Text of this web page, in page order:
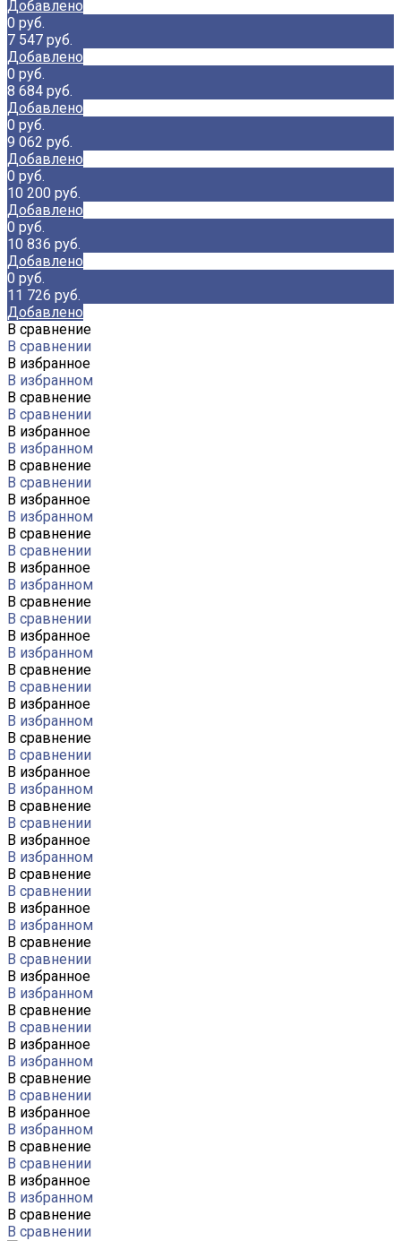
Добавлено
0 руб.
7 547 руб.
Добавлено
0 руб.
8 684 руб.
Добавлено
0 руб.
9 062 руб.
Добавлено
0 руб.
10 200 руб.
Добавлено
0 руб.
10 836 руб.
Добавлено
0 руб.
11 726 руб.
Добавлено
В сравнение
В сравнении
В избранное
В избранном
В сравнение
В сравнении
В избранное
В избранном
В сравнение
В сравнении
В избранное
В избранном
В сравнение
В сравнении
В избранное
В избранном
В сравнение
В сравнении
В избранное
В избранном
В сравнение
В сравнении
В избранное
В избранном
В сравнение
В сравнении
В избранное
В избранном
В сравнение
В сравнении
В избранное
В избранном
В сравнение
В сравнении
В избранное
В избранном
В сравнение
В сравнении
В избранное
В избранном
В сравнение
В сравнении
В избранное
В избранном
В сравнение
В сравнении
В избранное
В избранном
В сравнение
В сравнении
В избранное
В избранном
В сравнение
В сравнении